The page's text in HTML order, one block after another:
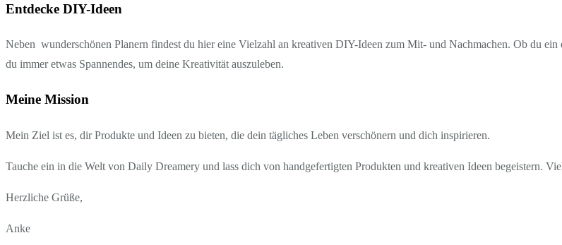
Entdecke DIY-Ideen
Neben wunderschönen Planern findest du hier eine Vielzahl an kreativen DIY-Ideen zum Mit- und Nachmachen. Ob du
du immer etwas Spannendes, um deine Kreativität auszuleben.
Meine Mission
Mein Ziel ist es, dir Produkte und Ideen zu bieten, die dein tägliches Leben verschönern und dich inspirieren.
Tauche ein in die Welt von Daily Dreamery und lass dich von handgefertigten Produkten und kreativen Ideen begeistern.
Herzliche Grüße,
Anke